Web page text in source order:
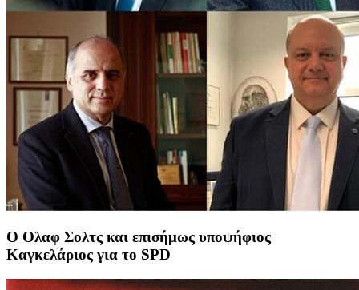
Ο Ολαφ Σολτς και επισήμως υποψήφιος
Καγκελάριος για το SPD